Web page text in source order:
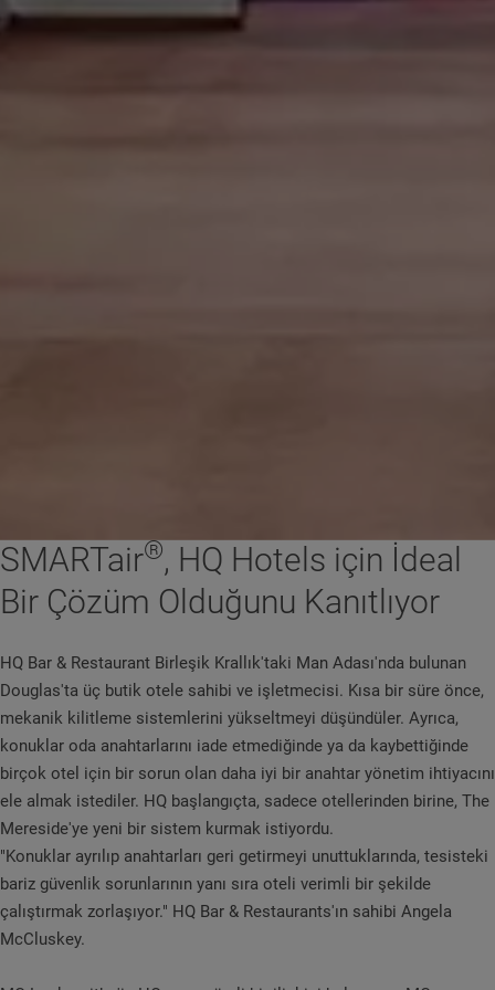
SMARTair®, HQ Hotels için İdeal
Bir Çözüm Olduğunu Kanıtlıyor
HQ Bar & Restaurant Birleşik Krallık'taki Man Adası'nda bulunan
Douglas'ta üç butik otele sahibi ve işletmecisi. Kısa bir süre önce,
mekanik kilitleme sistemlerini yükseltmeyi düşündüler. Ayrıca,
konuklar oda anahtarlarını iade etmediğinde ya da kaybettiğinde
birçok otel için bir sorun olan daha iyi bir anahtar yönetim ihtiyacını
ele almak istediler. HQ başlangıçta, sadece otellerinden birine, The
Mereside'ye yeni bir sistem kurmak istiyordu.
"Konuklar ayrılıp anahtarları geri getirmeyi unuttuklarında, tesisteki
bariz güvenlik sorunlarının yanı sıra oteli verimli bir şekilde
çalıştırmak zorlaşıyor." HQ Bar & Restaurants'ın sahibi Angela
McCluskey.